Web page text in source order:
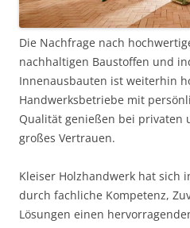
Die Nachfrage nach
nachhaltigen Baustoffen und
Innenausbauten ist weiterhin
Handwerksbetriebe mit
Qualität genießen bei privaten
großes Vertrauen.
Kleiser Holzhandwerk hat sich
durch fachliche Kompetenz,
Lösungen einen